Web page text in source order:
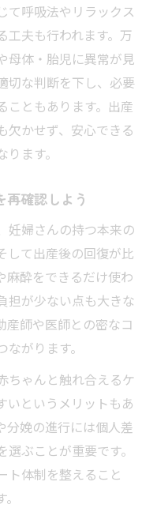
ばないのか考察
れる理由とは
スクを比較解説
に関する体験談
リットを解説
与える良い影響と
康面から考える
娩の役割に注目
正しく理解しよう
い理由を専門家が
準備ポイント
備と不安の解消法
くりやリラックス
集と相談のポイン
て呼吸法やリラックス
工夫も行われます。万
母体・胎児に異常が見
切な判断を下し、必要
こともあります。出産
欠かせず、安心できる
ます。
再確認しよう
妊婦さんの持つ本来の
して出産後の回復が比
麻酔をできるだけ使わ
担が少ない点も大きな
産師や医師との密なコ
がります。
ちゃんと触れ合えるケ
いというメリットもあ
分娩の進行には個人差
ぶことが重要です。
ト体制を整えること